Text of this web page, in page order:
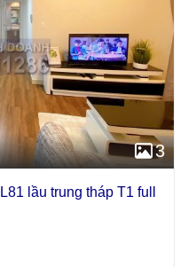
3
lầu trung tháp T1 full